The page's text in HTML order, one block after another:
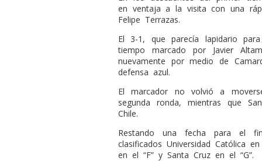
en ventaja a la visita con una
Felipe Terrazas.
El 3-1, que parecía lapidario
tiempo marcado por Javier
nuevamente por medio de
defensa azul.
El marcador no volvió a
segunda ronda, mientras que
Chile.
Restando una fecha para el
clasificados Universidad Católica
en el “F” y Santa Cruz en el “G”.